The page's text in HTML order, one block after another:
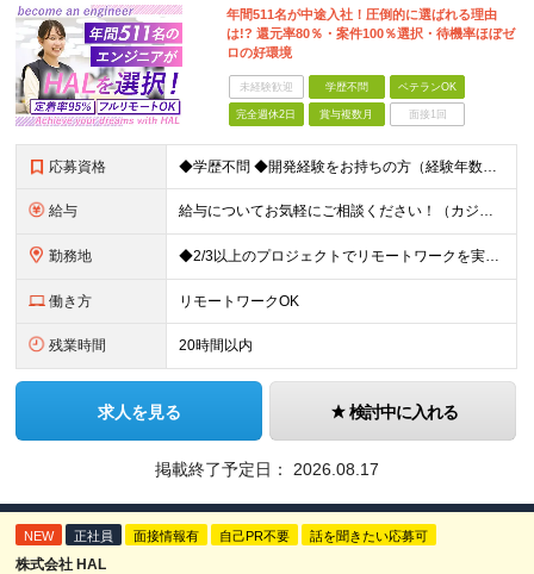
年間511名が中途入社！圧倒的に選ばれる理由
は!? 還元率80％・案件100％選択・待機率ほぼゼ
ロの好環境
未経験歓迎 学歴不問 ベテランOK
完全週休2日 賞与複数月 面接1回
応募資格 ◆学歴不問 ◆開発経験をお持ちの方（経験年数不問） ＜こんな方は大歓迎！＞ ◎今の収入をもっと増やしたい ◎もっと上流の案件で活躍したい ◎将来のキャリアにつながる案件に携わりたい ◎自分のやりたい
給与 給与についてお気軽にご相談ください！（カジュアル面談可能） 月給35万円～＋各種手当＋賞与2回 ※固定残業代は、時間外労働の有無に関わらず40時間分を87,500円～支給 ※超過分は別途支給 ※試用
勤務地 ◆2/3以上のプロジェクトでリモートワークを実施中！ ≪自社拠点≫ ・東京本社／東京都千代田区丸の内二丁目6番1号 丸の内パークビルディング6階 ・関西支社／⼤阪府⼤阪市中央区安⼟町2-3-13 ⼤
働き方 リモートワークOK
残業時間 20時間以内
求人を見る 検討中に入れる
掲載終了予定日： 2026.08.17
NEW 正社員 面接情報有 自己PR不要 話を聞きたい応募可
株式会社 HAL